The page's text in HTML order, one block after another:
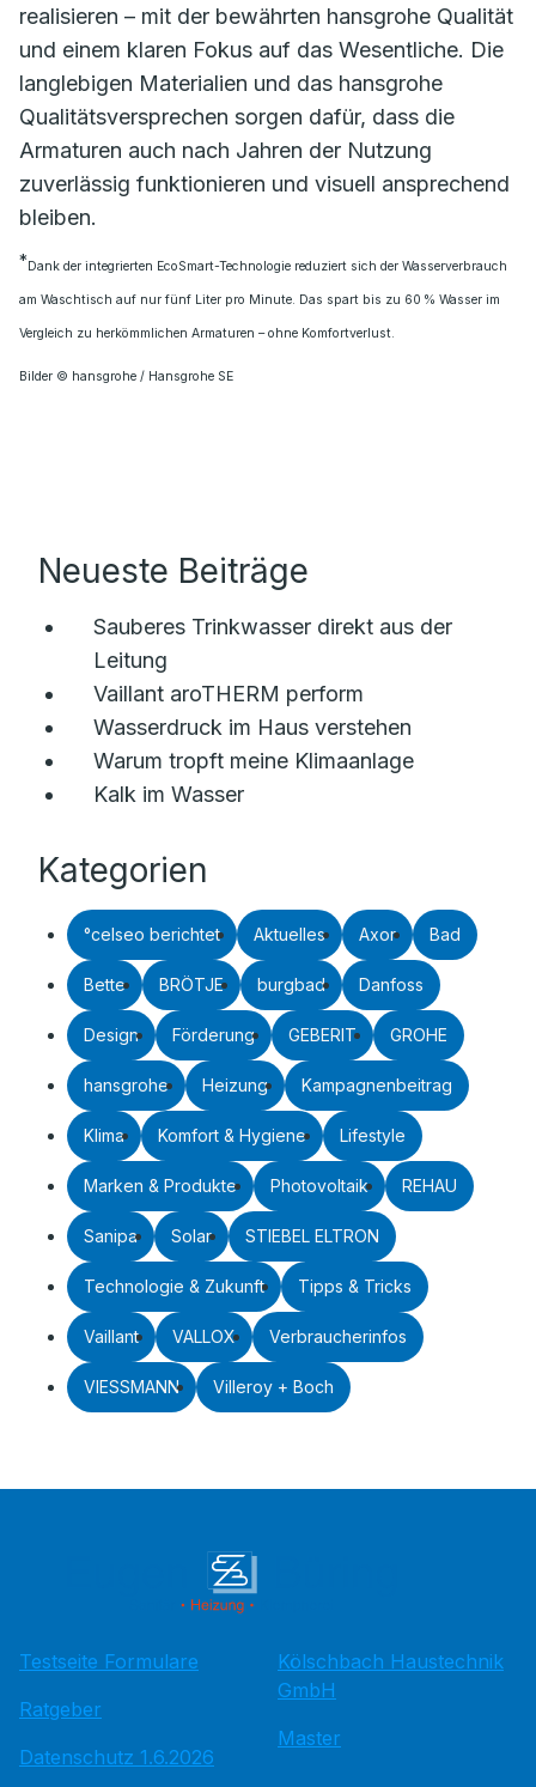
realisieren – mit der bewährten hansgrohe Qualität
und einem klaren Fokus auf das Wesentliche. Die
langlebigen Materialien und das hansgrohe
Qualitätsversprechen sorgen dafür, dass die
Armaturen auch nach Jahren der Nutzung
zuverlässig funktionieren und visuell ansprechend
bleiben.
*Dank der integrierten EcoSmart-Technologie reduziert sich der Wasserverbrauch
am Waschtisch auf nur fünf Liter pro Minute. Das spart bis zu 60 % Wasser im
Vergleich zu herkömmlichen Armaturen – ohne Komfortverlust.
Bilder © hansgrohe / Hansgrohe SE
Neueste Beiträge
Sauberes Trinkwasser direkt aus der
Leitung
Vaillant aroTHERM perform
Wasserdruck im Haus verstehen
Warum tropft meine Klimaanlage
Kalk im Wasser
Kategorien
°celseo berichtet Aktuelles Axor Bad
Bette BRÖTJE burgbad Danfoss
Design Förderung GEBERIT GROHE
hansgrohe Heizung Kampagnenbeitrag
Klima Komfort & Hygiene Lifestyle
Marken & Produkte Photovoltaik REHAU
Sanipa Solar STIEBEL ELTRON
Technologie & Zukunft Tipps & Tricks
Vaillant VALLOX Verbraucherinfos
VIESSMANN Villeroy + Boch
Testseite Formulare
Ratgeber
Datenschutz 1.6.2026
Kölschbach Haustechnik
GmbH
Master